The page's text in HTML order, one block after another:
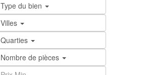
Type du bien
Villes
Quarties
Nombre de pièces